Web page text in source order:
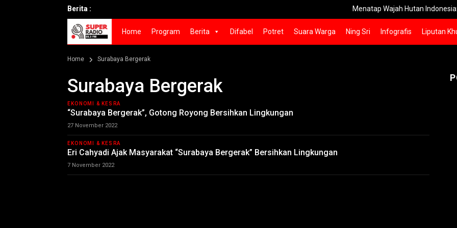
Berita : Menatap Wajah Hutan Indonesia: Krisis
Home Program Berita Difabel Potret Suara Warga Ning Sri Infografis Liputan
Home Surabaya Bergerak
Surabaya Bergerak
EKONOMI & KESRA
“Surabaya Bergerak”, Gotong Royong Bersihkan Lingkungan
27 November 2022
EKONOMI & KESRA
Eri Cahyadi Ajak Masyarakat “Surabaya Bergerak” Bersihkan Lingkungan
7 November 2022